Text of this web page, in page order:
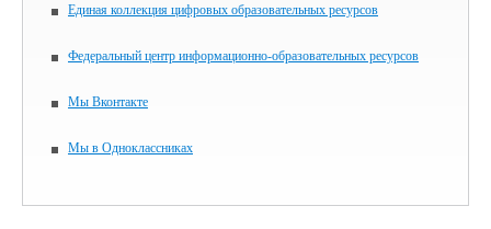
Единая коллекция цифровых образовательных ресурсов
Федеральный центр информационно-образовательных ресурсов
Мы Вконтакте
Мы в Одноклассниках